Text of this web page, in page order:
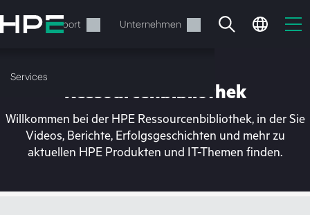
Hauptinhalt
wechseln
Support Unternehmen
Services
Ihr Warenkorb ist aktuell
Ressourcenbibliothek
Willkommen bei der HPE Ressourcenbibliothek, in der Sie
Videos, Berichte, Erfolgsgeschichten und mehr zu
aktuellen HPE Produkten und IT-Themen finden.